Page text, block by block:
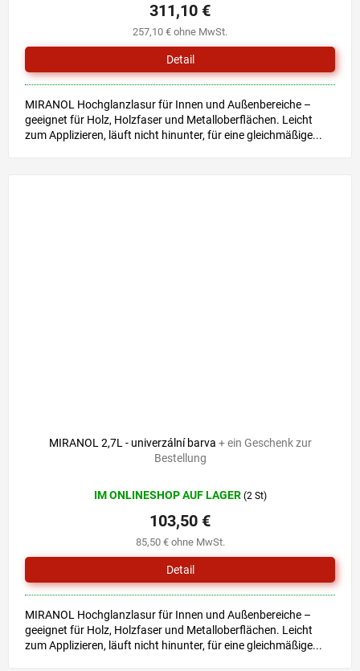
257,10 € ohne MwSt.
311,10 €
Detail
MIRANOL Hochglanzlasur für Innen und Außenbereiche –
geeignet für Holz, Holzfaser und Metalloberflächen. Leicht
zum Applizieren, läuft nicht hinunter, für eine gleichmäßige...
MIRANOL 2,7L - univerzální barva + ein Geschenk zur
Bestellung
IM ONLINESHOP AUF LAGER (2 St)
85,50 € ohne MwSt.
103,50 €
Detail
MIRANOL Hochglanzlasur für Innen und Außenbereiche –
geeignet für Holz, Holzfaser und Metalloberflächen. Leicht
zum Applizieren, läuft nicht hinunter, für eine gleichmäßige...